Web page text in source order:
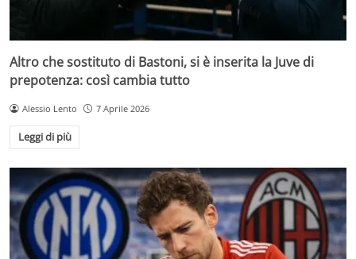
Altro che sostituto di Bastoni, si è inserita la Juve di
prepotenza: così cambia tutto
Alessio Lento 7 Aprile 2026
Leggi di più